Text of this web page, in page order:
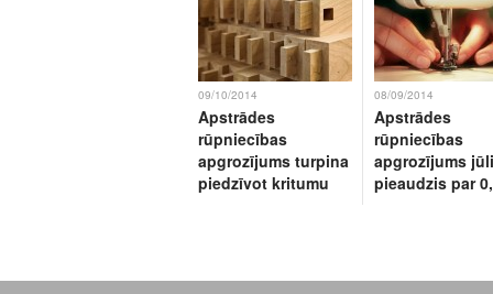
09/10/2014
Apstrādes
rūpniecības
apgrozījums turpina
piedzīvot kritumu
08/09/2014
Apstrādes
rūpniecības
apgrozījums
pieaudzis par